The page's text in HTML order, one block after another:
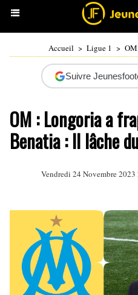
Accueil > Ligue 1 >
Suivre
OM : Longoria a
Benatia : Il lâche
Vendredi 24 Novembre